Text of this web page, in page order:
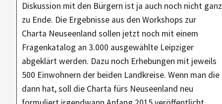
Diskussion mit den Bürgern ist ja auch noch nicht ganz
zu Ende. Die Ergebnisse aus den Workshops zur
Charta Neuseenland sollen jetzt noch mit einem
Fragenkatalog an 3.000 ausgewählte Leipziger
abgeklärt werden. Dazu noch Erhebungen mit jeweils
500 Einwohnern der beiden Landkreise. Wenn man die
dann hat, soll die Charta fürs Neuseenland neu